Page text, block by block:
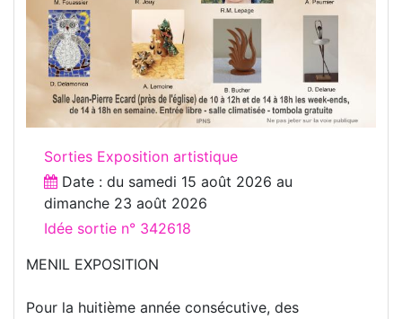
Sorties Exposition artistique
Date : du samedi 15 août 2026 au
dimanche 23 août 2026
Idée sortie n° 342618
MENIL EXPOSITION
Pour la huitième année consécutive, des